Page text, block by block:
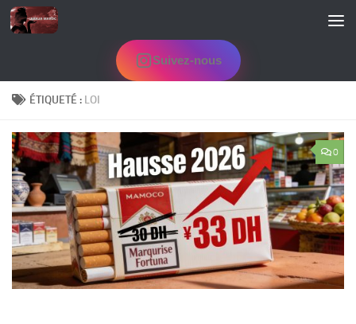
Skip to content
Suivez-nous
ÉTIQUETÉ : LOI
0